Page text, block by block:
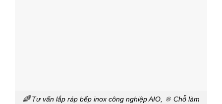
🌈 Tư vấn lắp ráp bếp inox công nghiệp AIO, 🔆 Chỗ làm